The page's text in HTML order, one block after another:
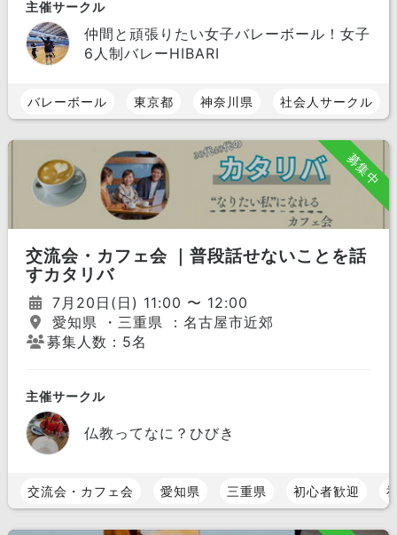
主催サークル
仲間と頑張りたい女子バレーボール！女子
6人制バレーHIBARI
バレーボール 東京都 神奈川県 社会人サークル
募集中
交流会・カフェ会 ｜普段話せないことを話
すカタリバ
7月20日(日) 11:00 〜 12:00
愛知県 ・三重県 ：名古屋市近郊
募集人数：5名
主催サークル
仏教ってなに？ひびき
交流会・カフェ会 愛知県 三重県 初心者歓迎